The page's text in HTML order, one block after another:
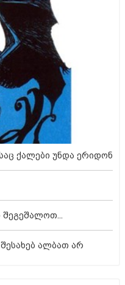
ქალები უნდა ერიდონ
შეგეშალოთ...
ალბათ არ